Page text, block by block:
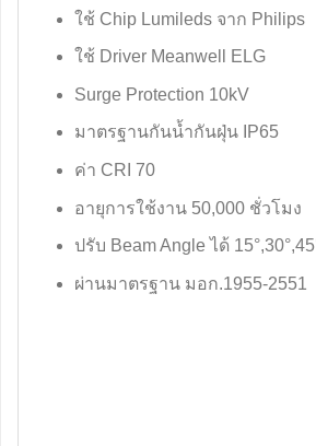
ใช้ Chip Lumileds จาก Philips
ใช้ Driver Meanwell ELG
Surge Protection 10kV
มาตรฐานกันน้ำกันฝุ่น IP65
ค่า CRI 70
อายุการใช้งาน 50,000 ชั่วโมง
ปรับ Beam Angle ได้
ผ่านมาตรฐาน มอก.1955-2551